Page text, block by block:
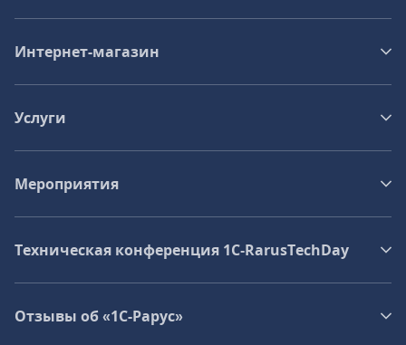
Интернет-магазин
Услуги
Мероприятия
Техническая конференция 1C‑RarusTechDay
Отзывы об «1С-Рарус»